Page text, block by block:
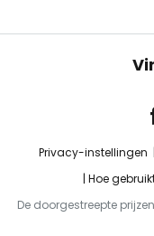
Privacy-instellingen
Hoe
De doorgestreepte